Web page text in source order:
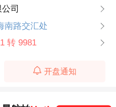
司
南路交汇处
转 9981
开盘通知